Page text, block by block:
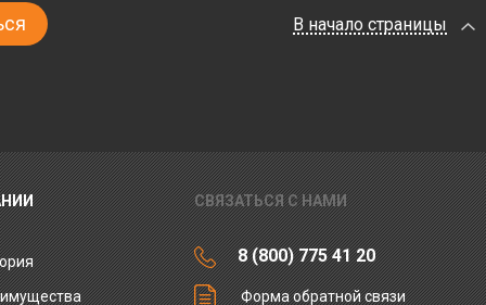
В начало страницы
СВЯЗАТЬСЯ С НАМИ
8 (800) 775 41 20
Форма обратной связи